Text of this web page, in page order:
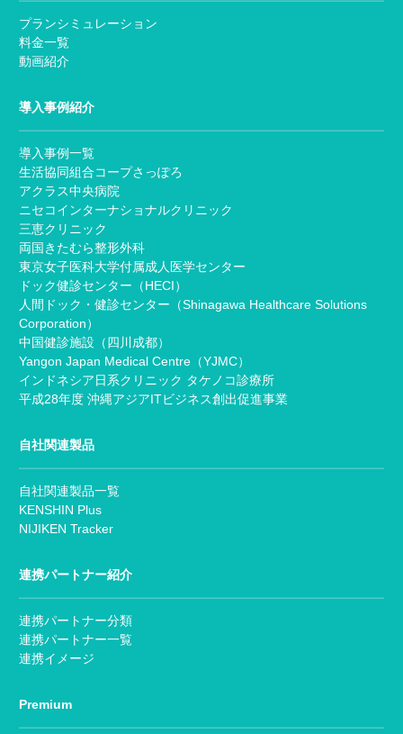
プランシミュレーション
料金一覧
動画紹介
導入事例紹介
導入事例一覧
生活協同組合コープさっぽろ
アクラス中央病院
ニセコインターナショナルクリニック
三恵クリニック
両国きたむら整形外科
東京女子医科大学付属成人医学センター
ドック健診センター（HECI）
人間ドック・健診センター（Shinagawa Healthcare Solutions
Corporation）
中国健診施設（四川成都）
Yangon Japan Medical Centre（YJMC）
インドネシア日系クリニック タケノコ診療所
平成28年度 沖縄アジアITビジネス創出促進事業
自社関連製品
自社関連製品一覧
KENSHIN Plus
NIJIKEN Tracker
連携パートナー紹介
連携パートナー分類
連携パートナー一覧
連携イメージ
Premium